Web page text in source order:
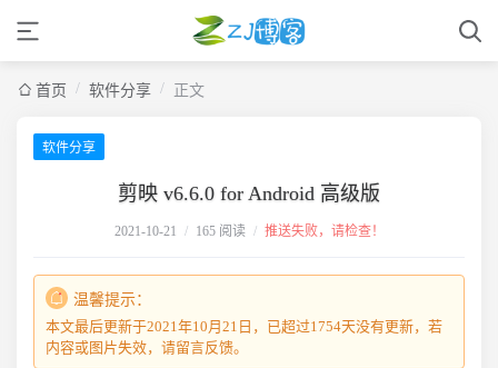
首页 / 软件分享 / 正文
软件分享
剪映 v6.6.0 for Android 高级版
2021-10-21 / 165 阅读 / 推送失败，请检查！
温馨提示：
本文最后更新于2021年10月21日，已超过1754天没有更新，若
内容或图片失效，请留言反馈。